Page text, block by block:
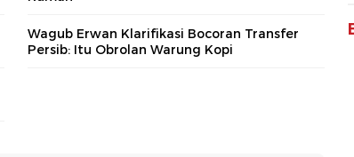
Wagub Erwan Klarifikasi Bocoran Transfer
Persib: Itu Obrolan Warung Kopi